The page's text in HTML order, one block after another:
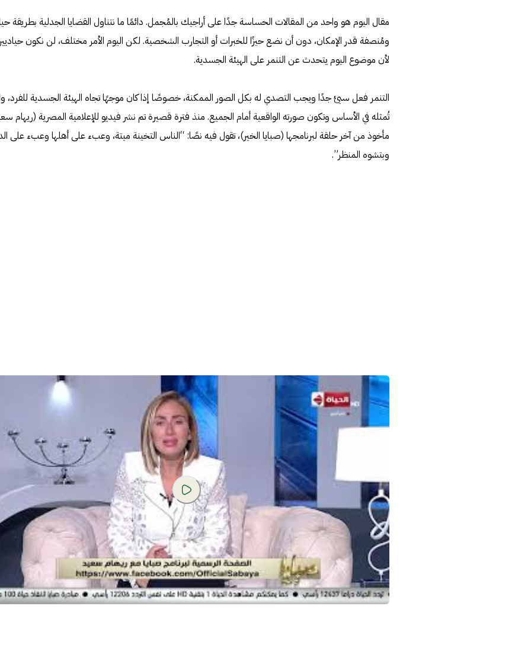
مقال اليوم هو واحد من المقالات الحساسة جدًا على أراجيك بالمُجمل. دائمًا ما نتناول القضايا الجدلية بطريقة
ومُنصفة قدر الإمكان، دون أن نضع حيزًا للخبرات أو التجارب الشخصية. لكن اليوم الأمر مختلف، لن نكون
لأن موضوع اليوم يتحدث عن التنمر على الهيئة الجسدية.
التنمر فعل سيئ جدًا ويجب التصدي له بكل الصور الممكنة، خصوصًا إذا كان موجهًا تجاه الهيئة الجسدية للفرد،
تُمثله في الأساس وتكون صورته الواقعية أمام الجميع. منذ فترة قصيرة تم نشر فيديو للإعلامية المصرية (ريهام
مأخوذ من آخر حلقة لبرنامجها (صبايا الخير)، تقول فيه نصًا: “الناس التخينة ميتة، وعبء على أهلها وعبء على
وبتشوه المنظر”.